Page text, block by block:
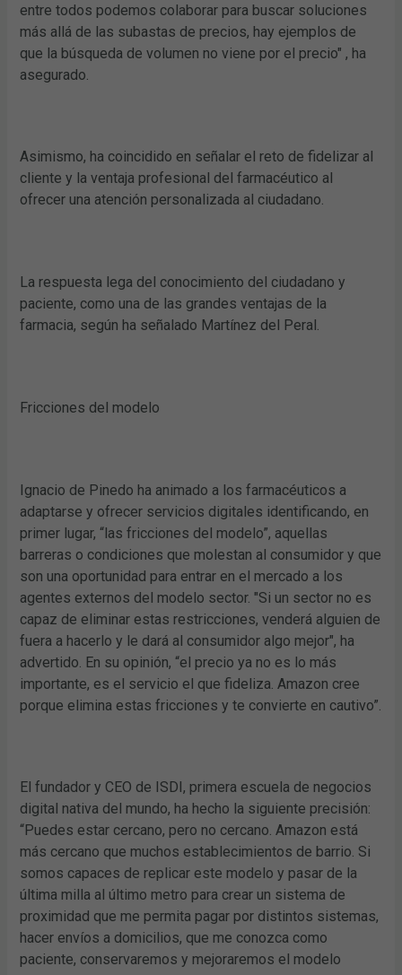
entre todos podemos colaborar para buscar soluciones
más allá de las subastas de precios, hay ejemplos de
que la búsqueda de volumen no viene por el precio" , ha
asegurado.
Asimismo, ha coincidido en señalar el reto de fidelizar al
cliente y la ventaja profesional del farmacéutico al
ofrecer una atención personalizada al ciudadano.
La respuesta lega del conocimiento del ciudadano y
paciente, como una de las grandes ventajas de la
farmacia, según ha señalado Martínez del Peral.
Fricciones del modelo
Ignacio de Pinedo ha animado a los farmacéuticos a
adaptarse y ofrecer servicios digitales identificando, en
primer lugar, “las fricciones del modelo”, aquellas
barreras o condiciones que molestan al consumidor y que
son una oportunidad para entrar en el mercado a los
agentes externos del modelo sector. "Si un sector no es
capaz de eliminar estas restricciones, venderá alguien de
fuera a hacerlo y le dará al consumidor algo mejor", ha
advertido. En su opinión, “el precio ya no es lo más
importante, es el servicio el que fideliza. Amazon cree
porque elimina estas fricciones y te convierte en cautivo”.
El fundador y CEO de ISDI, primera escuela de negocios
digital nativa del mundo, ha hecho la siguiente precisión:
“Puedes estar cercano, pero no cercano. Amazon está
más cercano que muchos establecimientos de barrio. Si
somos capaces de replicar este modelo y pasar de la
última milla al último metro para crear un sistema de
proximidad que me permita pagar por distintos sistemas,
hacer envíos a domicilios, que me conozca como
paciente, conservaremos y mejoraremos el modelo